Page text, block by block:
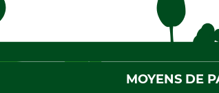
MOYENS DE